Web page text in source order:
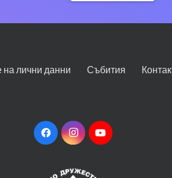
на лични данни Събития